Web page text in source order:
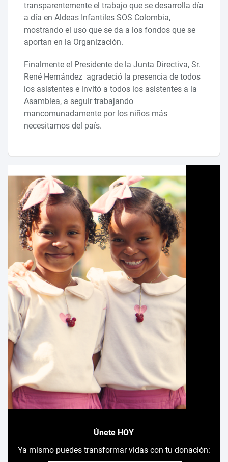
transparentemente el trabajo que se desarrolla día
a día en Aldeas Infantiles SOS Colombia,
mostrando el uso que se da a los fondos que se
aportan en la Organización.
Finalmente el Presidente de la Junta Directiva, Sr.
René Hernández agradeció la presencia de todos
los asistentes e invitó a todos los asistentes a la
Asamblea, a seguir trabajando
mancomunadamente por los niños más
necesitamos del país.
Únete HOY
Ya mismo puedes transformar vidas con tu donación: